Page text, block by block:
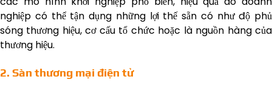
nghiệp có thể tận dụng những lợi thế sẵn có như độ phủ
sóng thương hiệu, cơ cấu tổ chức hoặc là nguồn hàng của
thương hiệu.
2. Sàn thương mại điện tử